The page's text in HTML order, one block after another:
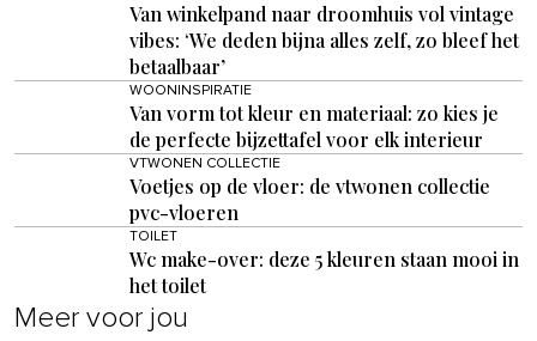
Van winkelpand naar droomhuis vol vintage
vibes: ‘We deden bijna alles zelf, zo bleef het
betaalbaar’
WOONINSPIRATIE
Van vorm tot kleur en materiaal: zo kies je
de perfecte bijzettafel voor elk interieur
VTWONEN COLLECTIE
Voetjes op de vloer: de vtwonen collectie
pvc-vloeren
TOILET
Wc make-over: deze 5 kleuren staan mooi in
het toilet
Meer voor jou